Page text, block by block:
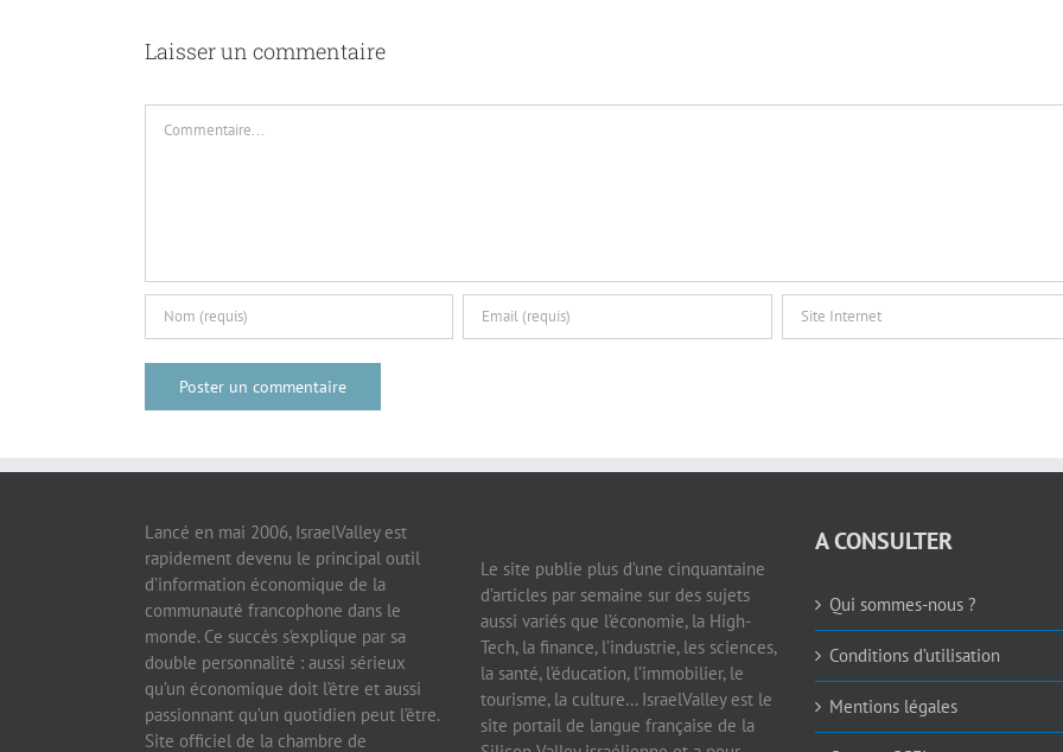
Laisser un commentaire
Commentaire
Lancé en mai 2006, IsraelValley est
rapidement devenu le principal outil
d’information économique de la
communauté francophone dans le
monde. Ce succès s’explique par sa
double personnalité : aussi sérieux
qu’un économique doit l’être et aussi
passionnant qu’un quotidien peut l’être.
Le site publie plus d’une cinquantaine
d’articles par semaine sur des sujets
aussi variés que l’économie, la High-
Tech, la finance, l’industrie, les sciences,
la santé, l’éducation, l’immobilier, le
tourisme, la culture… IsraelValley est le
site portail de langue française de la
A CONSULTER
Qui sommes-nous ?
Conditions d’utilisation
Mentions légales